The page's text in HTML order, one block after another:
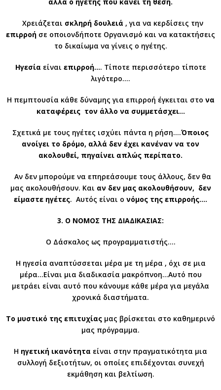
αλλά ο ηγέτης που κάνει τη θέση.
Χρειάζεται σκληρή δουλειά , για να κερδίσεις την
επιρροή σε οποιονδήποτε Οργανισμό και να κατακτήσεις
το δικαίωμα να γίνεις ο ηγέτης.
Ηγεσία είναι επιρροή…. Τίποτε περισσότερο τίποτε
λιγότερο….
Η πεμπτουσία κάθε δύναμης για επιρροή έγκειται στο να
καταφέρεις τον άλλο να συμμετάσχει…
Σχετικά με τους ηγέτες ισχύει πάντα η ρήση….Όποιος
ανοίγει το δρόμο, αλλά δεν έχει κανέναν να τον
ακολουθεί, πηγαίνει απλώς περίπατο.
Αν δεν μπορούμε να επηρεάσουμε τους άλλους, δεν θα
μας ακολουθήσουν. Και αν δεν μας ακολουθήσουν, δεν
είμαστε ηγέτες. Αυτός είναι ο νόμος της επιρροής….
3. Ο ΝΟΜΟΣ ΤΗΣ ΔΙΑΔΙΚΑΣΙΑΣ:
Ο Δάσκαλος ως προγραμματιστής….
Η ηγεσία αναπτύσσεται μέρα με τη μέρα , όχι σε μια
μέρα…Είναι μια διαδικασία μακρόπνοη…Αυτό που
μετράει είναι αυτό που κάνουμε κάθε μέρα για μεγάλα
χρονικά διαστήματα.
Το μυστικό της επιτυχίας μας βρίσκεται στο καθημερινό
μας πρόγραμμα.
Η ηγετική ικανότητα είναι στην πραγματικότητα μια
συλλογή δεξιοτήτων, οι οποίες επιδέχονται συνεχή
εκμάθηση και βελτίωση.